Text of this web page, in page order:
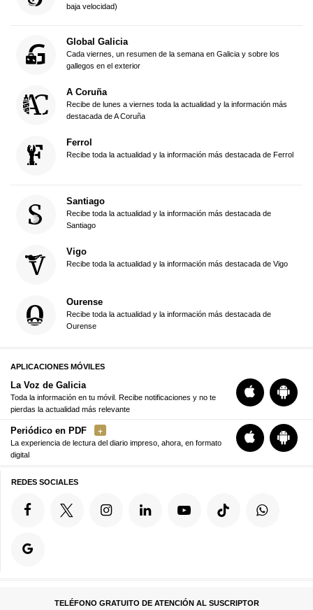
baja velocidad)
Global Galicia
Cada viernes, un resumen de la semana en Galicia y sobre los
gallegos en el exterior
A Coruña
Recibe de lunes a viernes toda la actualidad y la información más
destacada de A Coruña
Ferrol
Recibe toda la actualidad y la información más destacada de Ferrol
Santiago
Recibe toda la actualidad y la información más destacada de
Santiago
Vigo
Recibe toda la actualidad y la información más destacada de Vigo
Ourense
Recibe toda la actualidad y la información más destacada de
Ourense
APLICACIONES MÓVILES
La Voz de Galicia
Toda la información en tu móvil. Recibe notificaciones y no te
pierdas la actualidad más relevante
Periódico en PDF
La experiencia de lectura del diario impreso, ahora, en formato
digital
REDES SOCIALES
TELÉFONO GRATUITO DE ATENCIÓN AL SUSCRIPTOR